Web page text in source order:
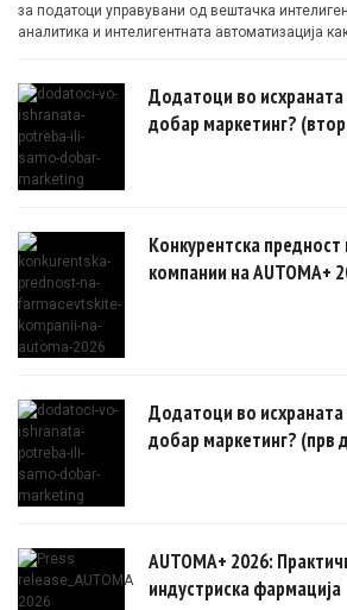
за податоци управувани од вештачка
аналитика и интелигентната автоматизација
Додатоци во
добар маркетинг?
Конкурентска
компании на AUTOMA+
Додатоци во
добар маркетинг? (прв
AUTOMA+ 2026:
индустриска фармација